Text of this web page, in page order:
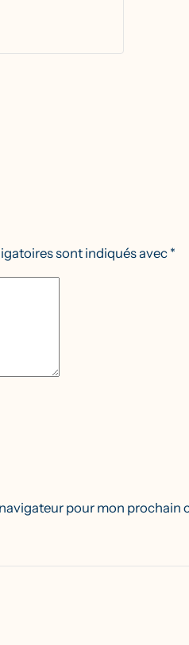
sont indiqués avec *
pour mon prochain